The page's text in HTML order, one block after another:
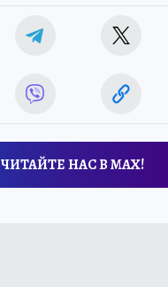
ЧИТАЙТЕ НАС В МАХ!